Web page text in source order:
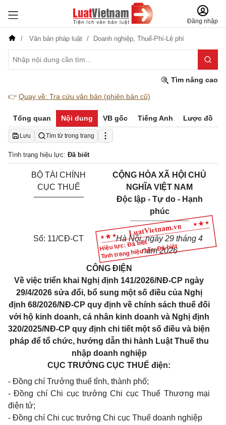
Đăng nhập
Văn bản pháp luật Doanh nghiệp, Thuế-Phí-Lệ phí
Tìm nâng cao
👉 Quay về: Tra cứu văn bản (phiên bản cũ)
Tổng quan Nội dung VB gốc Tiếng Anh Lược đồ
Lưu Tìm từ trong trang
Tình trạng hiệu lực: Đã biết
Hiệu lực: Đã biết
Tình trạng hiệu lực: Đã biết
BỘ TÀI CHÍNH
CỤC THUẾ
___________
CỘNG HÒA XÃ HỘI CHỦ
NGHĨA VIỆT NAM
Độc lập - Tự do - Hạnh
phúc
_____________
Số: 11/CĐ-CT
Hà Nội, ngày 29 tháng 4
năm 2026
CÔNG ĐIỆN
Về việc triển khai Nghị định 141/2026/NĐ-CP ngày
29/4/2026 sửa đổi, bổ sung một số điều của Nghị
định 68/2026/NĐ-CP quy định về chính sách thuế đối
với hộ kinh doanh, cá nhân kinh doanh và Nghị định
320/2025/NĐ-CP quy định chi tiết một số điều và biện
pháp để tổ chức, hướng dẫn thi hành Luật Thuế thu
nhập doanh nghiệp
CỤC TRƯỞNG CỤC THUẾ điện:
- Đồng chí Trưởng thuế tỉnh, thành phố;
- Đồng chí Chi cục trưởng Chi cục Thuế Thương mại
điện tử;
- Đồng chí Chi cục trưởng Chi cục Thuế doanh nghiệp